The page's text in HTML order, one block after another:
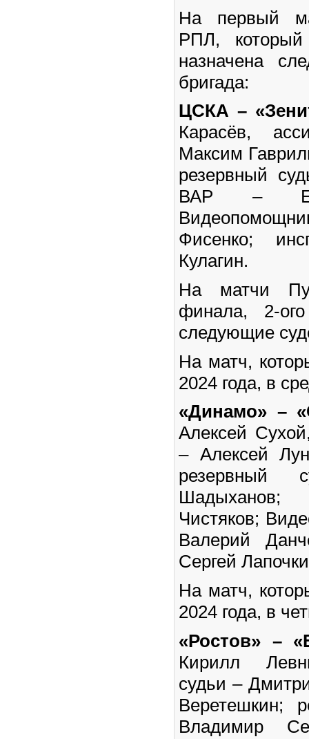
На первый
РПЛ,
назначена
бригада:
ЦСКА –
Карасёв,
Максим
резервный
ВАР –
Фисенко;
Кулагин.
На матчи
финала, 2-
следующие
На матч,
2024 года, в
«Динамо» –
Алексей
– Алексей
резервный
Чистяков;
Валерий
Сергей
На матч,
2024 года, в
«Ростов» –
Кирилл
судьи –
Веретешкин;
Владимир